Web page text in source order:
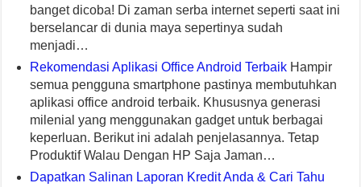
banget dicoba! Di zaman serba internet seperti saat ini
berselancar di dunia maya sepertinya sudah
menjadi…
Rekomendasi Aplikasi Office Android Terbaik Hampir
semua pengguna smartphone pastinya membutuhkan
aplikasi office android terbaik. Khususnya generasi
milenial yang menggunakan gadget untuk berbagai
keperluan. Berikut ini adalah penjelasannya. Tetap
Produktif Walau Dengan HP Saja Jaman…
Dapatkan Salinan Laporan Kredit Anda & Cari Tahu